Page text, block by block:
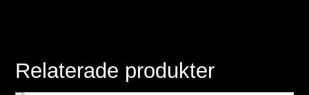
Relaterade produkter